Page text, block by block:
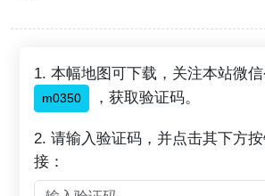
1. 本幅地图可下载，关注本站微
m0350 ，获取验证码。
2. 请输入验证码，并点击其下方
接：